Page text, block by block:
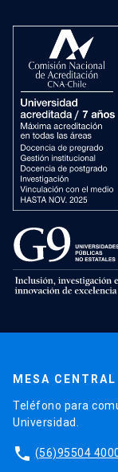
MESA CENTRAL
Teléfono para
Universidad.
phone (56)95504